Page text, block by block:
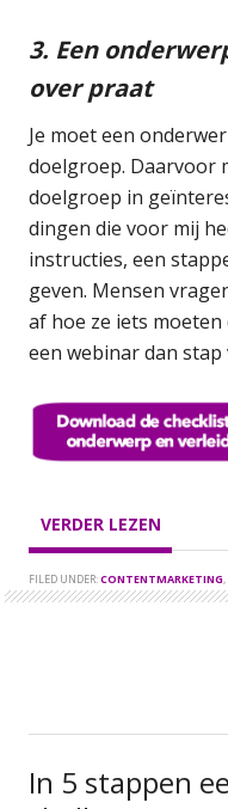
3. Een
over praat
Je moet een
doelgroep. Daarvoor
doelgroep in
dingen die voor mij
instructies, een
geven. Mensen
af hoe ze iets moeten
een webinar dan
VERDER LEZEN
FILED UNDER:CONTENTMARKETING,
In 5 stappen